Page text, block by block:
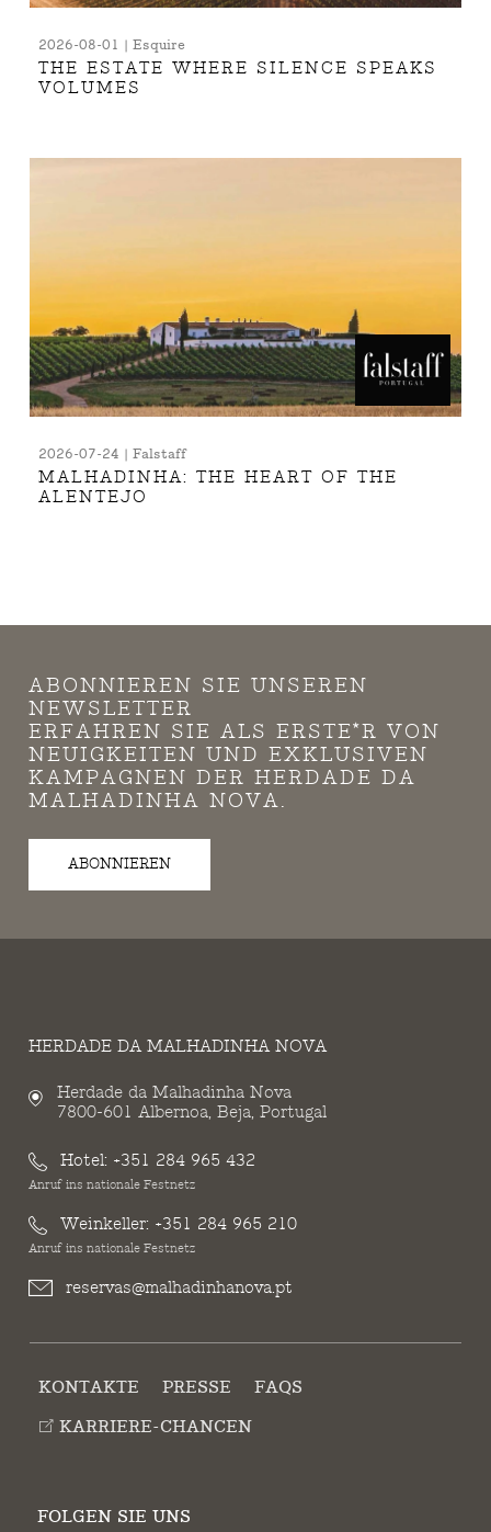
2026-08-01 | Esquire
THE ESTATE WHERE SILENCE SPEAKS
VOLUMES
2026-07-24 | Falstaff
MALHADINHA: THE HEART OF THE
ALENTEJO
ABONNIEREN SIE UNSEREN
NEWSLETTER
ERFAHREN SIE ALS ERSTE*R VON
NEUIGKEITEN UND EXKLUSIVEN
KAMPAGNEN DER HERDADE DA
MALHADINHA NOVA.
ABONNIEREN
HERDADE DA MALHADINHA NOVA
Herdade da Malhadinha Nova
7800-601 Albernoa, Beja, Portugal
Hotel: +351 284 965 432
Anruf ins nationale Festnetz
Weinkeller: +351 284 965 210
Anruf ins nationale Festnetz
reservas@malhadinhanova.pt
KONTAKTE PRESSE
FAQS
KARRIERE-CHANCEN
FOLGEN SIE UNS